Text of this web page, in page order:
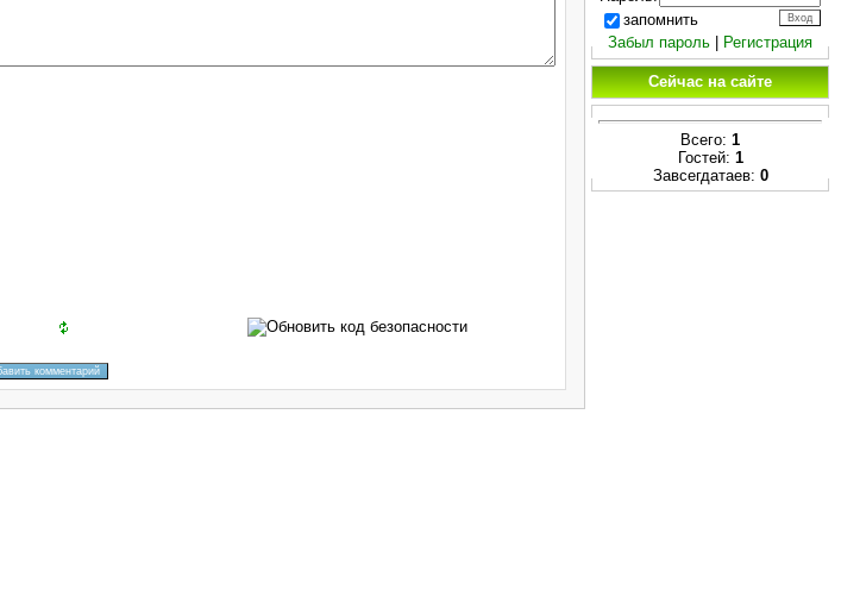
запомнить
Забыл пароль
Регистрация
Сейчас на сайте
Всего: 1
Гостей: 1
Завсегдатаев: 0